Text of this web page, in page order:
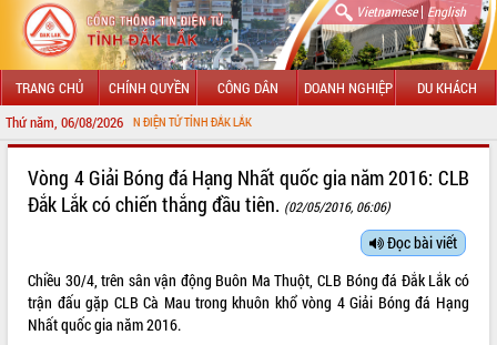
Vietnamese| English
TRANG CHỦ CHÍNH QUYỀN CÔNG DÂN DOANH NGHIỆP DU KHÁCH
Thứ năm, 06/08/2026
THÔNG TIN ĐIỆN TỬ TỈNH ĐẮK LẮK
LÃNH ĐẠO UBND TỈNH
SỞ, BAN, NGÀNH
Vòng 4 Giải Bóng đá Hạng Nhất quốc gia năm 2016: CLB
Đắk Lắk có chiến thắng đầu tiên. (02/05/2016, 06:06)
Đọc bài viết
Chiều 30/4, trên sân vận động Buôn Ma Thuột, CLB Bóng đá Đắk Lắk có
trận đấu gặp CLB Cà Mau trong khuôn khổ vòng 4 Giải Bóng đá Hạng
Nhất quốc gia năm 2016.